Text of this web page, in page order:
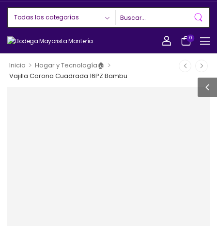
0
Inicio > Hogar y Tecnología🏠 >
Vajilla Corona Cuadrada 16PZ Bambu